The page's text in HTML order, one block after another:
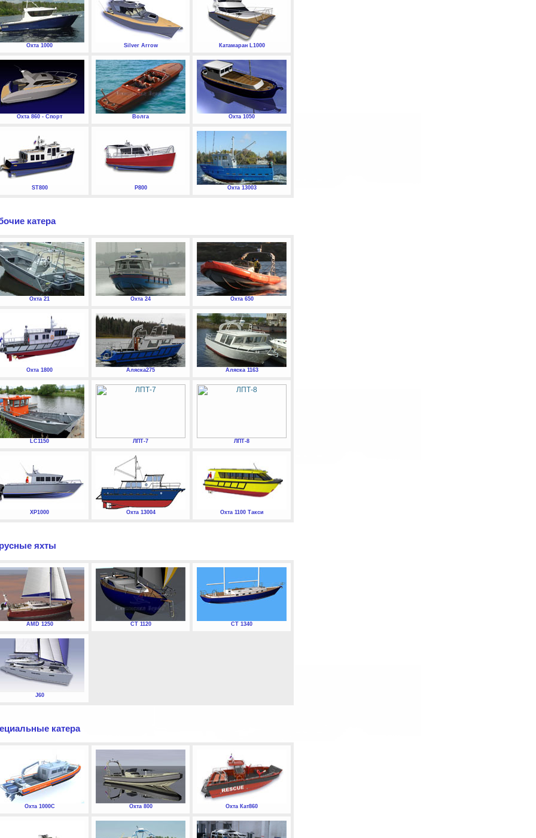
Охта 1000 Silver Arrow Катамаран L1000
Охта 860 - Спорт Волга Охта 1050
ST800 P800 Охта 13003
катера
Охта 21 Охта 24 Охта 650
Охта 1800 Аляска275 Аляска 1163
LC1150 ЛПТ-7 ЛПТ-8
XP1000 Охта 13004 Охта 1100 Такси
яхты
AMD 1250 СТ 1120 СТ 1340
J60
катера
Охта 1000С Охта 800 Охта Кат860